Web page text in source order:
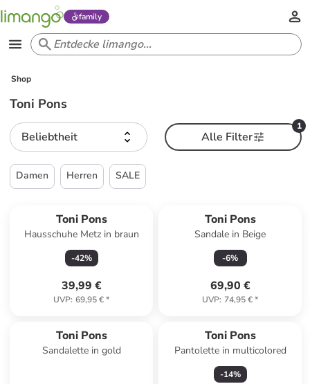
family
Shop
Toni Pons
Beliebtheit
1
Alle Filter
Damen Herren SALE
Toni Pons
Hausschuhe Metz in braun
-42%
39,99 €
UVP: 69,95 €*
Toni Pons
Sandale in Beige
-6%
69,90 €
UVP: 74,95 €*
Toni Pons
Sandalette in gold
Toni Pons
Pantolette in multicolored
-14%